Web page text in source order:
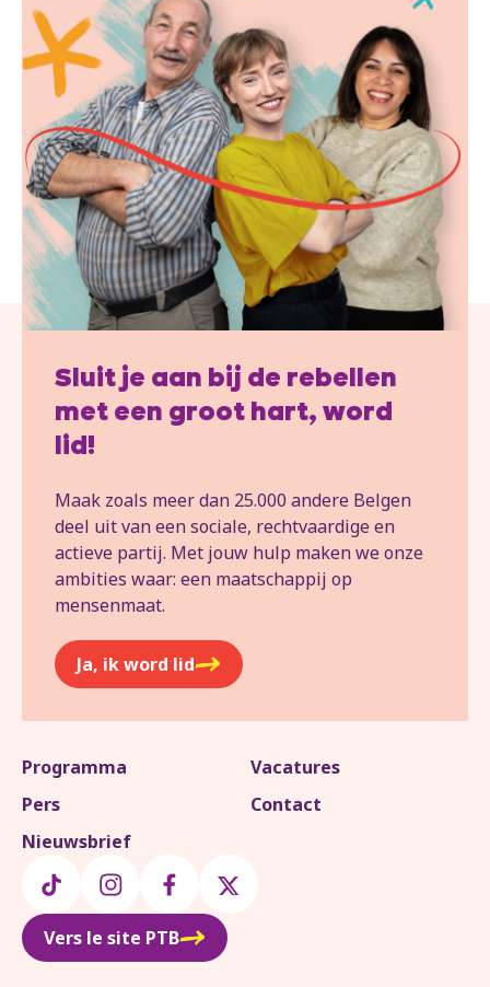
Sluit je aan bij de rebellen
met een groot hart, word
lid!
Maak zoals meer dan 25.000 andere Belgen
deel uit van een sociale, rechtvaardige en
actieve partij. Met jouw hulp maken we onze
ambities waar: een maatschappij op
mensenmaat.
Ja, ik word lid
Programma
Vacatures
Pers
Contact
Nieuwsbrief
Vers le site PTB